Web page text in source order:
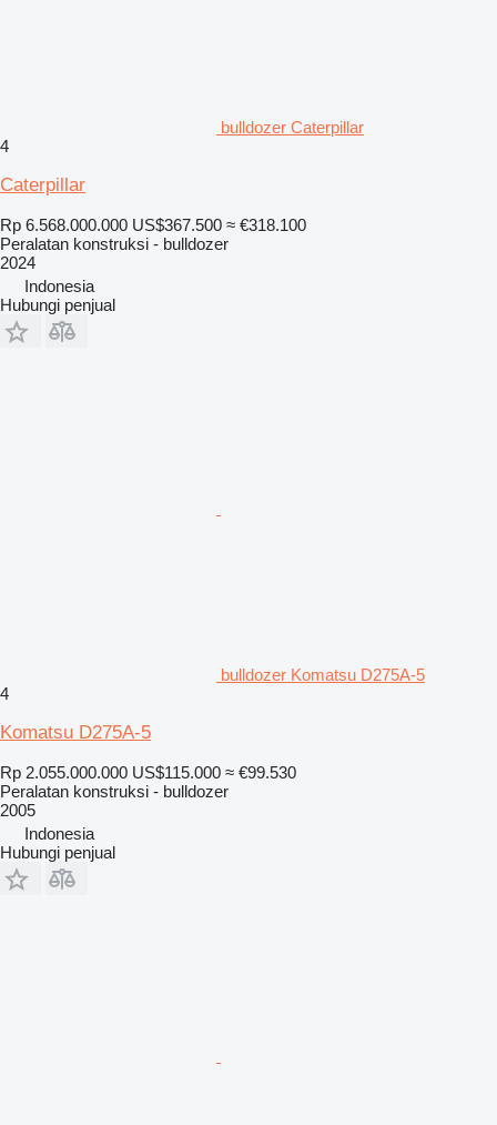
bulldozer Caterpillar
4
Caterpillar
Rp 6.568.000.000 US$367.500 ≈ €318.100
Peralatan konstruksi - bulldozer
2024
Indonesia
Hubungi penjual
bulldozer Komatsu D275A-5
4
Komatsu D275A-5
Rp 2.055.000.000 US$115.000 ≈ €99.530
Peralatan konstruksi - bulldozer
2005
Indonesia
Hubungi penjual